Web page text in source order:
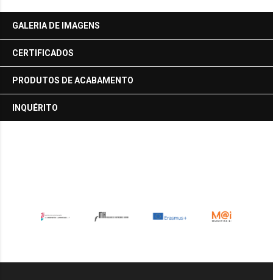
GALERIA DE IMAGENS
CERTIFICADOS
PRODUTOS DE ACABAMENTO
INQUÉRITO